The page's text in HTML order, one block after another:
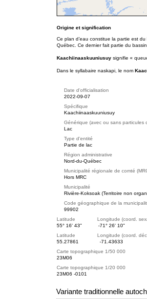
Origine et signification
Ce plan d’eau constitue la partie est
Québec. Ce dernier fait partie du
Kaachiinaaskuuniusuy signifie «
Dans le syllabaire naskapi, le nom
Date d'officialisation
2022-09-07
Spécifique
Kaachiinaaskuuniusuy
Générique (avec ou sans particules
Lac
Type d'entité
Partie de lac
Région administrative
Nord-du-Québec
Municipalité régionale de comté
Hors MRC
Municipalité
Rivière-Koksoak (Territoire non
Code géographique de la
99902
Latitude Longitude (coord.
55° 16' 43"
-71° 26' 10"
Latitude Longitude (coord.
55.27861
-71.43633
Carte topographique 1/50 000
23M06
Carte topographique 1/20 000
23M06 -0101
Variante traditionnelle